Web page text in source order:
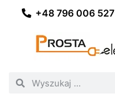
+48 796 006 527